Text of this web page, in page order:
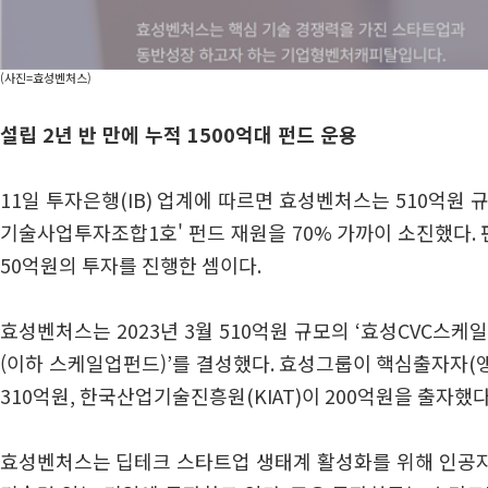
(사진=효성벤처스)
설립 2년 반 만에 누적 1500억대 펀드 운용
11일 투자은행(IB) 업계에 따르면 효성벤처스는 510억원
기술사업투자조합1호' 펀드 재원을 70% 가까이 소진했다.
50억원의 투자를 진행한 셈이다.
효성벤처스는 2023년 3월 510억원 규모의 ‘효성CVC스케
(이하 스케일업펀드)’를 결성했다. 효성그룹이 핵심출자자(
310억원, 한국산업기술진흥원(KIAT)이 200억원을 출자했
효성벤처스는 딥테크 스타트업 생태계 활성화를 위해 인공